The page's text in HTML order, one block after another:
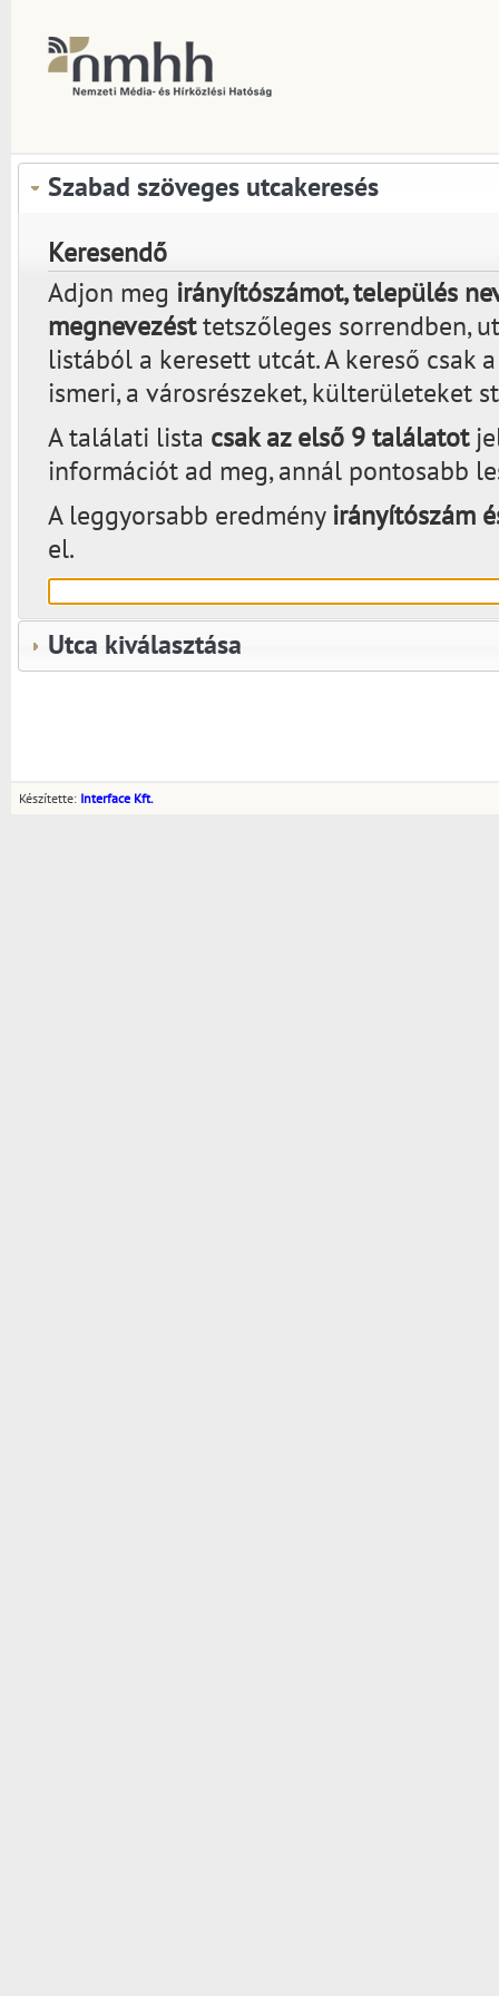
Szabad szöveges utcakeresés
Keresendő
Adjon meg irányítószámot, település
megnevezésttetszőleges sorrendben,
listából a keresett utcát. A kereső csak
ismeri, a városrészeket, külterületeket
A találati lista csak az első 9 találatot
információt ad meg, annál pontosabb
A leggyorsabb eredmény irányítószám
el.
Utca kiválasztása
Készítette: Interface Kft.